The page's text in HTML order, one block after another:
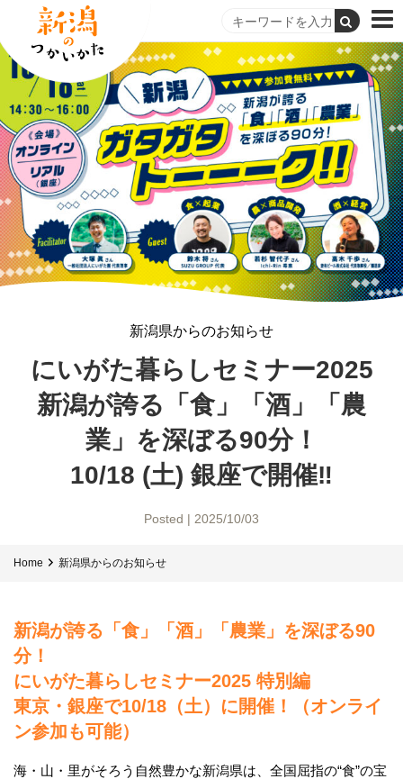
新潟県からのお知らせ
にいがた暮らしセミナー2025
新潟が誇る「食」「酒」「農
業」を深ぼる90分！
10/18 (土) 銀座で開催‼
Posted | 2025/10/03
Home 新潟県からのお知らせ
新潟が誇る「食」「酒」「農業」を深ぼる90
分！
にいがた暮らしセミナー2025 特別編
東京・銀座で10/18（土）に開催！（オンライ
ン参加も可能）
海・山・里がそろう自然豊かな新潟県は、全国屈指の“食”の宝